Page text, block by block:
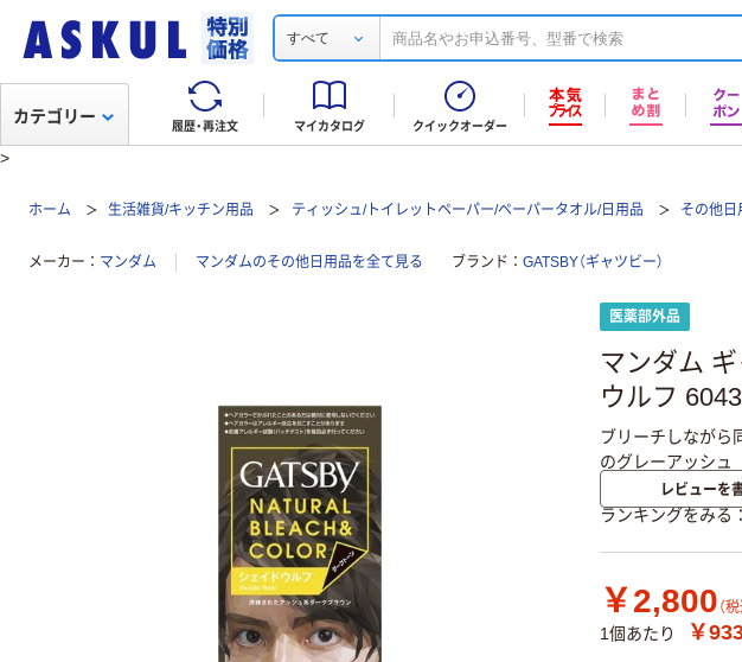
すべて
履歴・再注文 マイカタログ クイックオーダー
カテゴリー
>
ホーム 生活雑貨/キッチン用品 ティッシュ/トイレットペーパー/ペーパータオル/日用品 その他日
メーカー マンダム マンダムのその他日用品を全て見る ブランド GATSBY（ギャツビー）
医薬部外品
マンダム
ウルフ
ブリーチしながら
のグレーアッシュ
レビューを
ランキングをみる
￥2,800 （
1個あたり
￥